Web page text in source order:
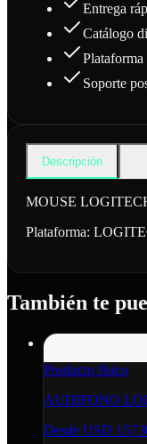
Entrega
Catálogo
Plataforma
Soporte
Descripción
MOUSE
Plataforma:
También te
Producto físico
AUDIFONO
Desde USD